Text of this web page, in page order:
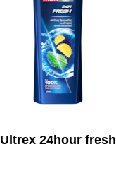
Ultrex 24hour fresh